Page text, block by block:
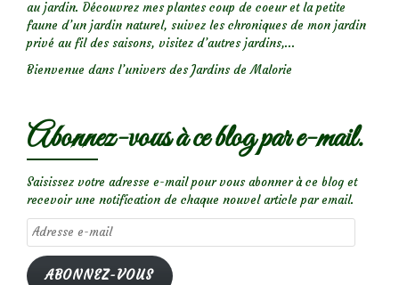
au jardin. Découvrez mes plantes coup de coeur et la petite
faune d’un jardin naturel, suivez les chroniques de mon jardin
privé au fil des saisons, visitez d’autres jardins,...
Bienvenue dans l’univers des Jardins de Malorie
Abonnez-vous à ce blog par e-mail.
Saisissez votre adresse e-mail pour vous abonner à ce blog et
recevoir une notification de chaque nouvel article par email.
Adresse
e-
mail
ABONNEZ-VOUS